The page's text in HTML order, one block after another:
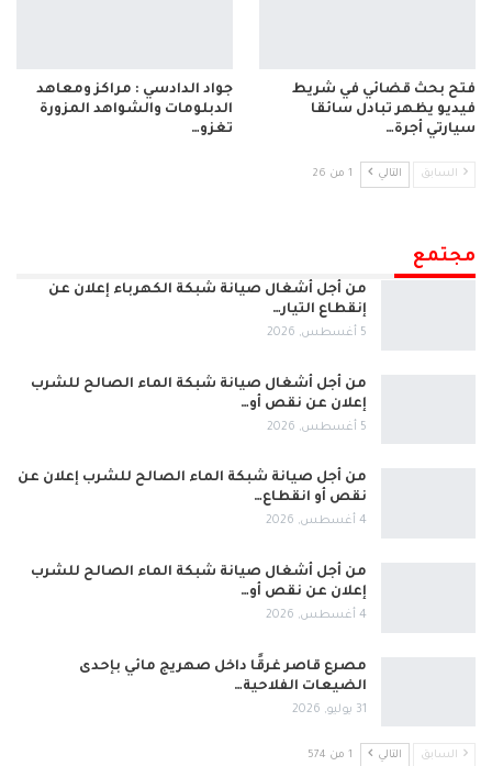
فتح بحث قضائي في شريط
فيديو يظهر تبادل سائقا
سيارتي أجرة…
جواد الدادسي : مراكز ومعاهد
الدبلومات والشواهد المزورة
تغزو…
السابق التالي 1 من 26
مجتمع
من أجل أشغال صيانة شبكة الكهرباء إعلان عن
إنقطاع التيار…
5 أغسطس, 2026
من أجل أشغال صيانة شبكة الماء الصالح للشرب
إعلان عن نقص أو…
5 أغسطس, 2026
من أجل صيانة شبكة الماء الصالح للشرب إعلان عن
نقص أو انقطاع…
4 أغسطس, 2026
من أجل أشغال صيانة شبكة الماء الصالح للشرب
إعلان عن نقص أو…
4 أغسطس, 2026
مصرع قاصر غرقًا داخل صهريج مائي بإحدى
الضيعات الفلاحية…
31 يوليو, 2026
السابق التالي 1 من 574